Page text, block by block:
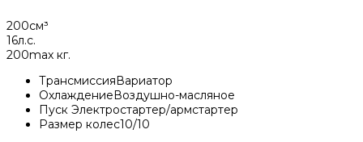
200см³
16л.с.
200max кг.
ТрансмиссияВариатор
ОхлаждениеВоздушно-масляное
Пуск Электростартер/армстартер
Размер колес10/10